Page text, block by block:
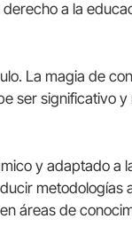
a la
La magia de
ser significativo
y adaptado a
metodologías
áreas de